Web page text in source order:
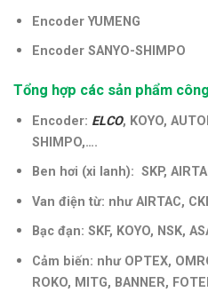
Encoder YUMENG
Encoder SANYO-SHIMPO
Tổng hợp các sản phẩm
Encoder: ELCO, KOYO,
SHIMPO,….
Ben hơi (xi lanh): SKP,
Van điện từ: như AIRTAC,
Bạc đạn: SKF, KOYO, NSK,
Cảm biến: như OPTEX,
ROKO, MITG, BANNER,